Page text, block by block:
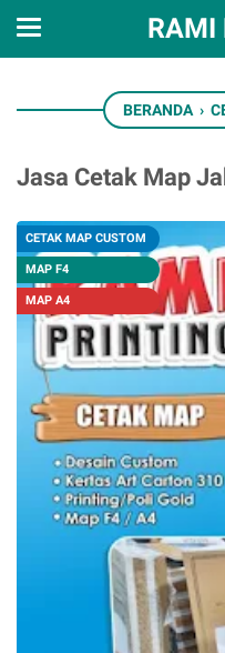
RAMI
BERANDA ›
Jasa Cetak Map
CETAK MAP CUSTOM
MAP F4
MAP A4